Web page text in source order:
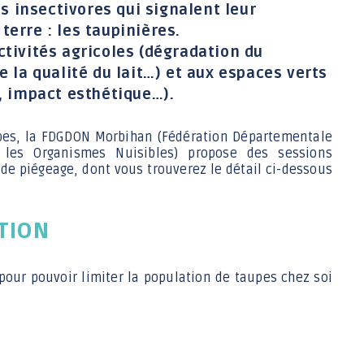
Jeunesse 11-17 ans
insectivores qui signalent leur
: les taupinières.
agricoles (dégradation du
la qualité du lait…) et aux espaces verts
impact esthétique…).
la FDGDON Morbihan (Fédération Départementale
Organismes Nuisibles) propose des sessions
piégeage, dont vous trouverez le détail ci-dessous
pouvoir limiter la population de taupes chez soi